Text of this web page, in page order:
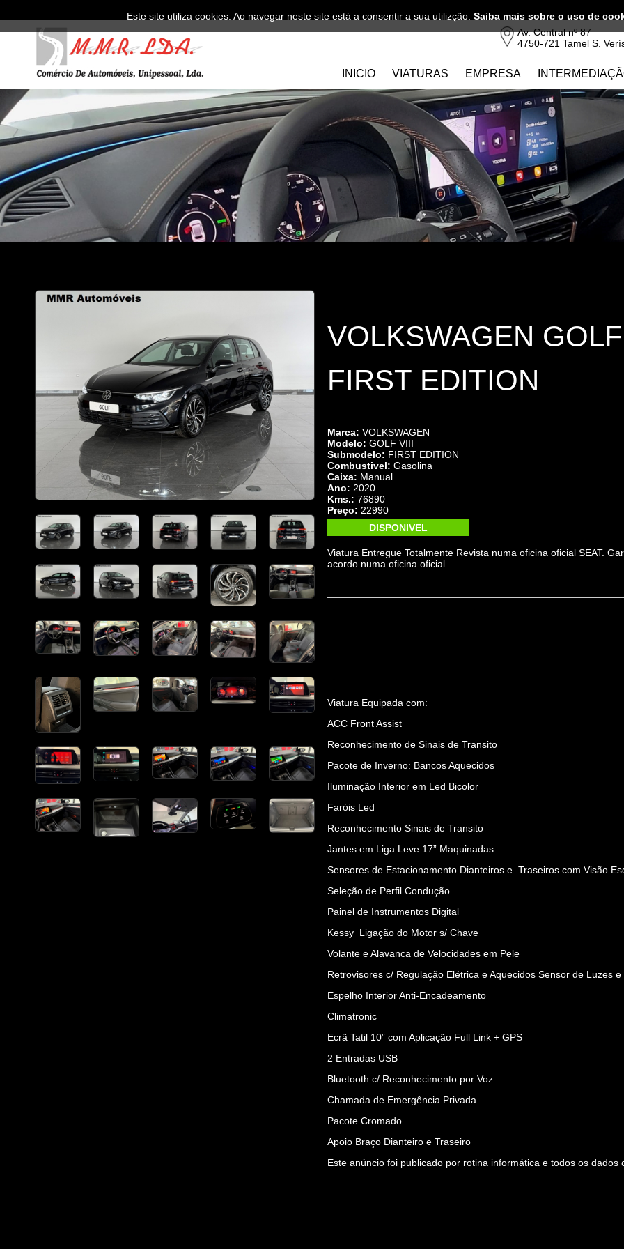
Av. Central nº 87
4750-721 Tamel S.
INICIO VIATURAS EMPRESA
VOLKSWAGEN
FIRST EDITION
Marca: VOLKSWAGEN
Modelo: GOLF VIII
Submodelo: FIRST EDITION
Combustivel: Gasolina
Caixa: Manual
Ano: 2020
Kms.: 76890
Preço: 22990
DISPONIVEL
Viatura Entregue Totalmente Revista numa oficina oficial SEAT.
acordo numa oficina oficial .
Viatura Equipada com:
ACC Front Assist
Reconhecimento de Sinais de Transito
Pacote de Inverno: Bancos Aquecidos
Iluminação Interior em Led Bicolor
Faróis Led
Reconhecimento Sinais de Transito
Jantes em Liga Leve 17” Maquinadas
Sensores de Estacionamento Dianteiros e Traseiros com Visão
Seleção de Perfil Condução
Painel de Instrumentos Digital
Kessy Ligação do Motor s/ Chave
Volante e Alavanca de Velocidades em Pele
Retrovisores c/ Regulação Elétrica e Aquecidos Sensor de Luzes
Espelho Interior Anti-Encadeamento
Climatronic
Ecrã Tatil 10” com Aplicação Full Link + GPS
2 Entradas USB
Bluetooth c/ Reconhecimento por Voz
Chamada de Emergência Privada
Pacote Cromado
Apoio Braço Dianteiro e Traseiro
Este anúncio foi publicado por rotina informática e todos os
Este site utiliza cookies. Ao navegar neste site está a consentir a sua utilizção. Saiba mais sobre o uso de